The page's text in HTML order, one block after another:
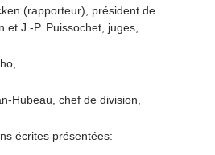
(rapporteur), président de
J.-P. Puissochet, juges,
Hubeau, chef de division,
écrites présentées: